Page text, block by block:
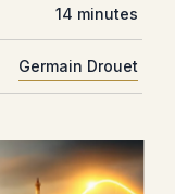
14 minutes
Germain Drouet